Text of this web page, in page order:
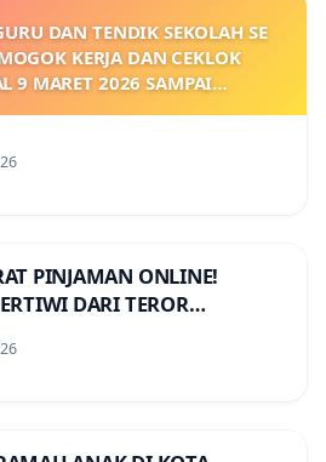
DAN TENDIK SEKOLAH SE
KERJA DAN CEKLOK
9 MARET 2026 SAMPAI
SUMBER GAJI POKOK
PINJAMAN ONLINE!
DARI TEROR
TUTUP PINJOL!